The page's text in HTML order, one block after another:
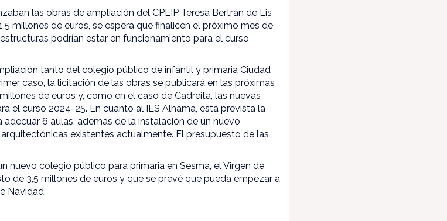
las obras de ampliación del CPEIP Teresa Bertrán de Lis
millones de euros, se espera que finalicen el próximo mes de
podrían estar en funcionamiento para el curso
tanto del colegio público de infantil y primaria Ciudad
caso, la licitación de las obras se publicará en las próximas
de euros y, como en el caso de Cadreita, las nuevas
el curso 2024-25. En cuanto al IES Alhama, está prevista la
6 aulas, además de la instalación de un nuevo
existentes actualmente. El presupuesto de las
nuevo colegio público para primaria en Sesma, el Virgen de
de 3,5 millones de euros y que se prevé que pueda empezar a
Navidad.